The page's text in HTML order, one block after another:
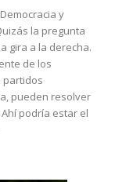
y
la pregunta
gira a la derecha.
de los
partidos
pueden resolver
podría estar el